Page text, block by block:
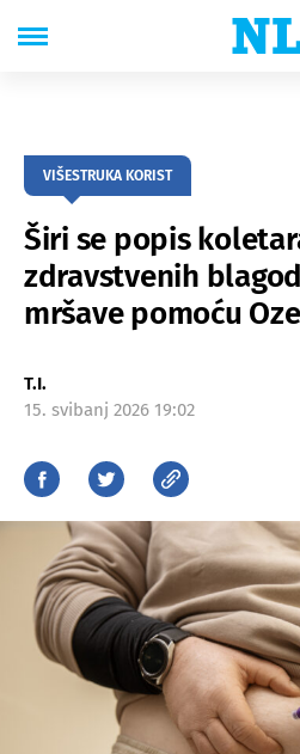
VIŠESTRUKA KORIST
Širi se popis
zdravstvenih
mršave pomoću
T.I.
15. svibanj 2026 19:02